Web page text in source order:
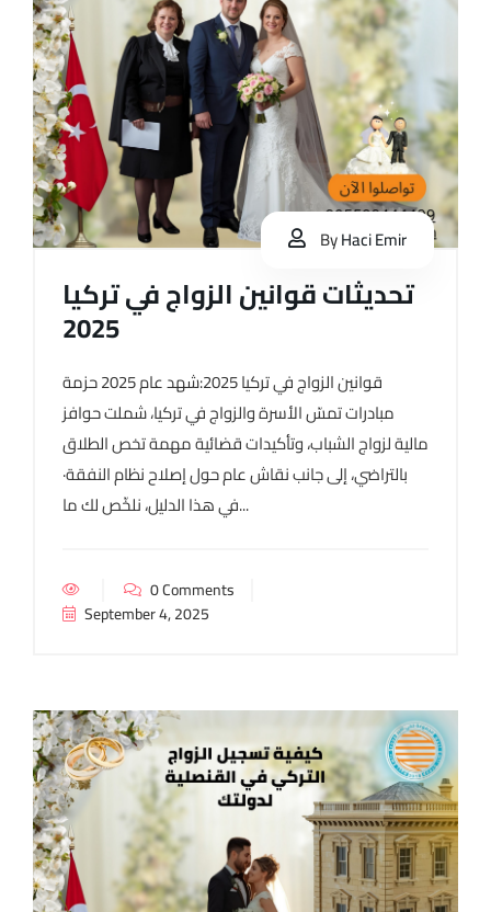
ByHaci Emir
تحديثات قوانين الزواج في تركيا
2025
قوانين الزواج في تركيا 2025:شهد عام 2025 حزمة
مبادرات تمسّ الأسرة والزواج في تركيا، شملت حوافز
مالية لزواج الشباب، وتأكيدات قضائية مهمة تخص الطلاق
بالتراضي، إلى جانب نقاش عام حول إصلاح نظام النفقة·
في هذا الدليل، نلخّص لك ما...
0 Comments
September 4, 2025